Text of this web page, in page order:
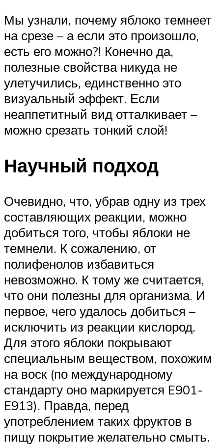
Мы узнали, почему яблоко темнеет
на срезе – а если это произошло,
есть его можно?! Конечно да,
полезные свойства никуда не
улетучились, единственно это
визуальный эффект. Если
неаппетитный вид отталкивает –
можно срезать тонкий слой!
Научный подход
Очевидно, что, убрав одну из трех
составляющих реакции, можно
добиться того, чтобы яблоки не
темнели. К сожалению, от
полифенолов избавиться
невозможно. К тому же считается,
что они полезны для организма. И
первое, чего удалось добиться –
исключить из реакции кислород.
Для этого яблоки покрывают
специальным веществом, похожим
на воск (по международному
стандарту оно маркируется E901-
E913). Правда, перед
употреблением таких фруктов в
пищу покрытие желательно смыть.